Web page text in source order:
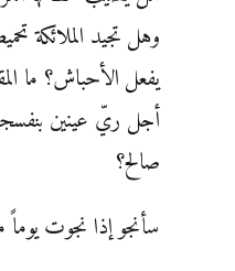
وهل تجيد الملائكة
يفعل الأحباش؟ ما
أجل ريّ عينين
صالح؟
سأنجو إذا نجوت